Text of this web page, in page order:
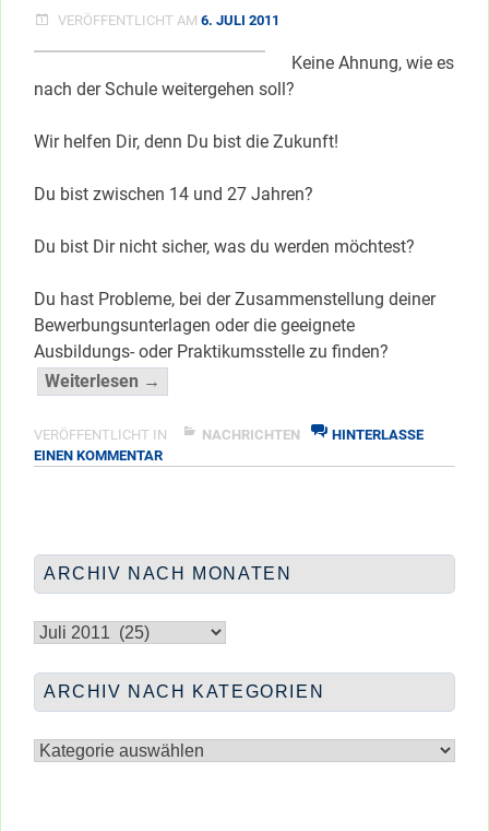
VERÖFFENTLICHT AM 6. JULI 2011
Keine Ahnung, wie es
nach der Schule weitergehen soll?
Wir helfen Dir, denn Du bist die Zukunft!
Du bist zwischen 14 und 27 Jahren?
Du bist Dir nicht sicher, was du werden möchtest?
Du hast Probleme, bei der Zusammenstellung deiner
Bewerbungsunterlagen oder die geeignete
Ausbildungs- oder Praktikumsstelle zu finden?
Weiterlesen →
deine
Zukunft”
VERÖFFENTLICHT IN NACHRICHTEN
HINTERLASSE
EINEN KOMMENTARZU
ARCHIV NACH MONATEN
nach
ARCHIV NACH KATEGORIEN
nach